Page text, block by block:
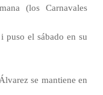
(los Carnavales
puso el sábado en su
se mantiene en